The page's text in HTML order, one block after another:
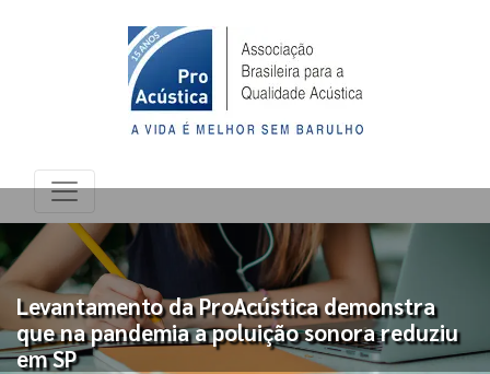
Levantamento da ProAcústica demonstra
que na pandemia a poluição sonora reduziu
em SP